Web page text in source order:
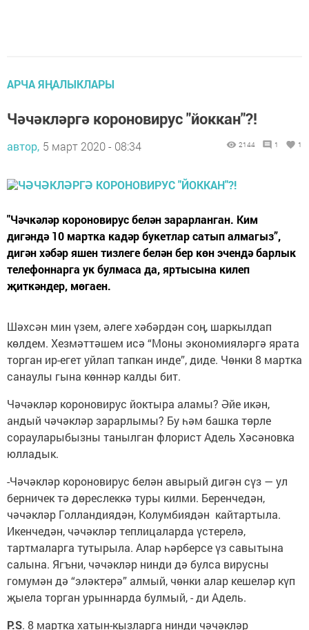
АРЧА ЯҢАЛЫКЛАРЫ
Чәчәкләргә короновирус "йоккан"?!
автор, 5 март 2020 - 08:34 2144 1 1
"Чәчкәләр короновирус белән зарарланган. Ким
дигәндә 10 мартка кадәр букетлар сатып алмагыз”,
дигән хәбәр яшен тизлеге белән бер көн эчендә барлык
телефоннарга ук булмаса да, яртысына килеп
җиткәндер, мөгаен.
Шәхсән мин үзем, әлеге хәбәрдән соң, шаркылдап
көлдем. Хезмәттәшем исә “Моны экономияләргә ярата
торган ир-егет уйлап тапкан инде”, диде. Чөнки 8 мартка
санаулы гына көннәр калды бит.
Чәчәкләр короновирус йоктыра аламы? Әйе икән,
андый чәчәкләр зарарлымы? Бу һәм башка төрле
сорауларыбызны танылган флорист Адель Хәсәновка
юлладык.
-Чәчәкләр короновирус белән авырый дигән сүз — ул
берничек тә дөреслеккә туры килми. Беренчедән,
чәчәкләр Голландиядән, Колумбиядән кайтартыла.
Икенчедән, чәчәкләр теплицаларда үстерелә,
тартмаларга тутырыла. Алар һәрберсе үз савытына
салына. Ягъни, чәчәкләр нинди дә булса вирусны
гомумән дә “эләктерә” алмый, чөнки алар кешеләр күп
җыела торган урыннарда булмый, - ди Адель.
P.S. 8 мартка хатын-кызларга нинди чәчәкләр